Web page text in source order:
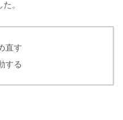
。
直す
する